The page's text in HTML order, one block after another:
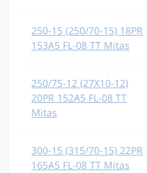
250-15 (250/70-15) 18PR
153A5 FL-08 TT Mitas
250/75-12 (27X10-12)
20PR 152A5 FL-08 TT
Mitas
300-15 (315/70-15) 22PR
165A5 FL-08 TT Mitas